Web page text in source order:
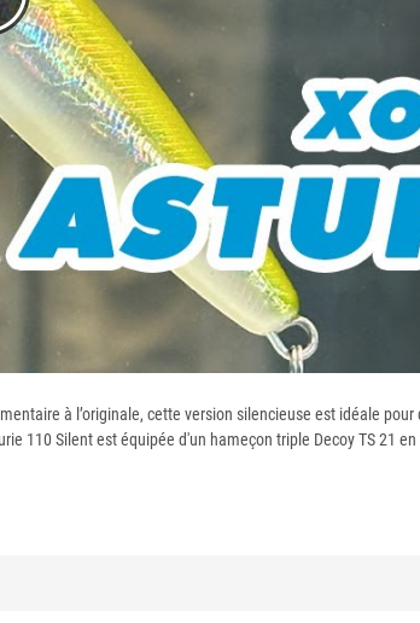
à l’originale, cette version silencieuse est idéale
110 Silent est équipée d'un hameçon triple Decoy TS 21